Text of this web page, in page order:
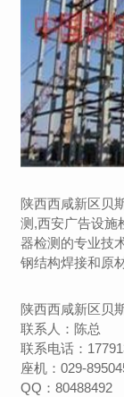
陕西西咸新区贝
测,西安广告设施
器检测的专业技
钢结构焊接和原
陕西西咸新区贝
联系人：陈总
联系电话：
座机：029-
QQ：80488492